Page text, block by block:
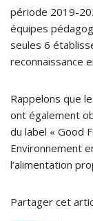
période 2019-
équipes
seules 6
reconnaissance
Rappelons que
ont également
du label « Good
Environnement
l’alimentation
Partager cet